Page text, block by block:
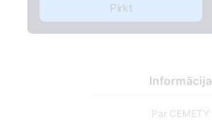
Pirkt
Informācija
Par CEMETY